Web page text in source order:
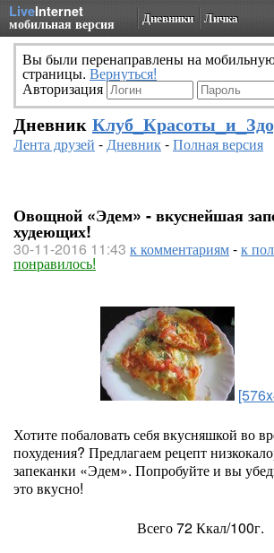
LiveInternet
мобильная версия Дневники Личка
Вы были перенаправлены на
страницы. Вернуться!
Авторизация
Дневник
Лента друзей -Дневник-Полная версия
Овощной «Эдем» - вкуснейшая
худеющих!
30-11-2016 11:43 к комментариям-к
понравилось!
Хотите побаловать себя вкусняшкой во
похудения? Предлагаем рецепт
запеканки «Эдем». Попробуйте и вы
это вкусно!
Всего 72 Ккал/100г.